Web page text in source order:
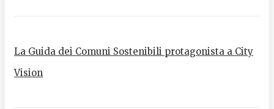
La Guida dei Comuni Sostenibili protagonista a City
Vision